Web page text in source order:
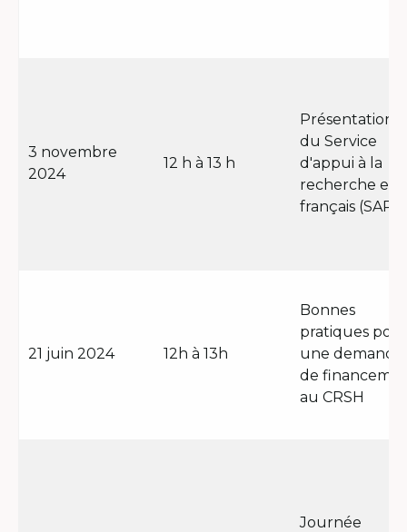
3 novembre
2024
12 h à 13 h
Présentation
du Service
d'appui à la
recherche en
français (SARF)
21 juin 2024 12h à 13h
Bonnes
pratiques
une demande
de
au CRSH
Journée